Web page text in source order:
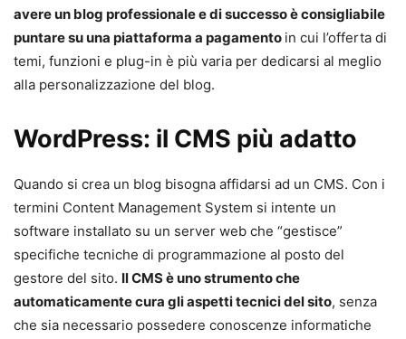
avere un blog professionale e di successo è consigliabile
puntare su una piattaforma a pagamento in cui l’offerta di
temi, funzioni e plug-in è più varia per dedicarsi al meglio
alla personalizzazione del blog.
WordPress: il CMS più adatto
Quando si crea un blog bisogna affidarsi ad un CMS. Con i
termini Content Management System si intente un
software installato su un server web che “gestisce”
specifiche tecniche di programmazione al posto del
gestore del sito. Il CMS è uno strumento che
automaticamente cura gli aspetti tecnici del sito, senza
che sia necessario possedere conoscenze informatiche